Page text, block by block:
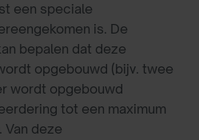
een speciale
is. De
bepalen dat deze
opgebouwd (bijv. twee
wordt opgebouwd
tot een maximum
Van deze